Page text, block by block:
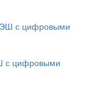
с цифровыми